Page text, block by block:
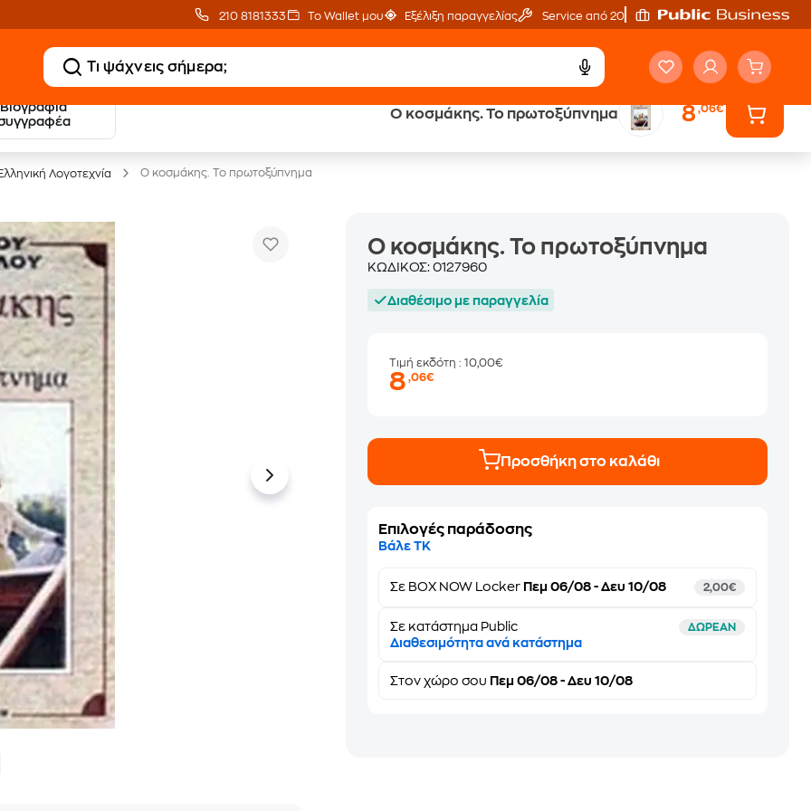
210 8181333 Το Wallet μου Εξέλιξη παραγγελίας Service από 20'
Βιογραφία
Ο κοσμάκης. Το πρωτοξύπνημα 8,06€
20 € Public επιστροφή
με Snappi
Δωρεάν Μεταφορικά Έλα στον κόσμο
Λογοτεχνία Ο κοσμάκης. Το πρωτοξύπνημα
Ο κοσμάκης. Το πρωτοξύπνημα
ΚΩΔΙΚΟΣ:0127960
Διαθέσιμο με παραγγελία
Τιμή εκδότη: 10,00€
8,06€
Προσθήκη στο καλάθι
Επιλογές παράδοσης
Βάλε ΤΚ
Σε BOX NOW Locker Πεμ 06/08 - Δευ 10/08 2,00€
Σε κατάστημα Public ΔΩΡΕΑΝ
Διαθεσιμότητα ανά κατάστημα
Στονχώρο σου Πεμ 06/08 - Δευ 10/08